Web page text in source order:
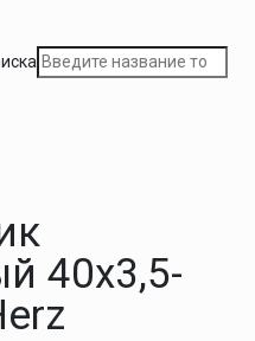
40х3,5-